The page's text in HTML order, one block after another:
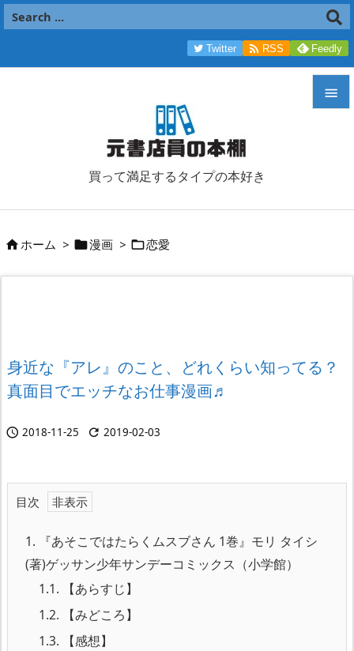
買って満足するタイプの本好き


次へ
Twitter  RSS Feedly
ホーム > 漫画 > 恋愛
身近な『アレ』のこと、どれくらい知ってる？
真面目でエッチなお仕事漫画♬
 2018-11-25  2019-02-03
目次
1. 『あそこではたらくムスブさん 1巻』モリ タイシ
(著)ゲッサン少年サンデーコミックス（小学館）
1.1. 【あらすじ】
1.2. 【みどころ】
1.3. 【感想】